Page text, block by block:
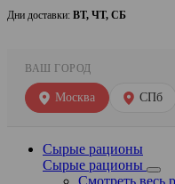
Дни доставки: ВТ, ЧТ, СБ
ВАШ ГОРОД
Москва СПб
Сырые рационы
Сырые рационы
Смотреть весь